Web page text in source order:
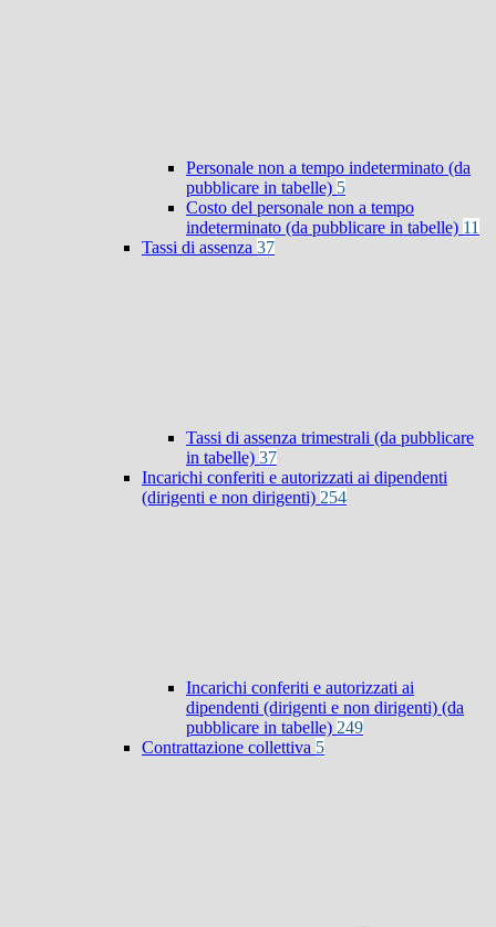
Personale non a tempo indeterminato (da
pubblicare in tabelle) 5
Costo del personale non a tempo
indeterminato (da pubblicare in tabelle) 11
Tassi di assenza 37
Tassi di assenza trimestrali (da pubblicare
in tabelle) 37
Incarichi conferiti e autorizzati ai dipendenti
(dirigenti e non dirigenti) 254
Incarichi conferiti e autorizzati ai
dipendenti (dirigenti e non dirigenti) (da
pubblicare in tabelle) 249
Contrattazione collettiva 5